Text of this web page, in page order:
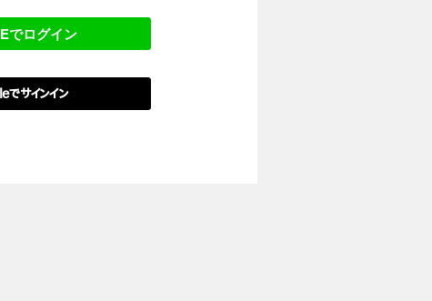
でログイン
サインイン